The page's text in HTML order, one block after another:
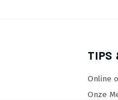
TIPS
Online
Onze